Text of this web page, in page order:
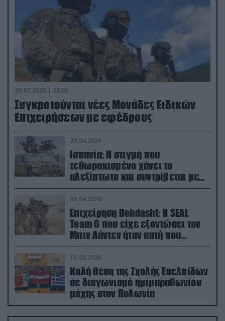
29.07.2026 | 22:02
Συγκροτούνται νέες Μονάδες Ειδικών
Επιχειρήσεων με εφέδρους
23.04.2026
Ισπανία: Η στιγμή που
τεθωρακισμένο χάνει το
αλεξίπτωτο και συντρίβεται με
ορμή στο έδαφος (βίντεο)
05.04.2026
Επιχείρηση Dehdasht: Η SEAL
Team 6 που είχε εξοντώσει τον
Μπιν Λάντεν ήταν αυτή που
διέσωσε τον πιλότο του F-15
15.02.2026
Καλή θέση της Σχολής Ευελπίδων
σε διαγωνισμό ημιμαραθωνίου
μάχης στον Πολωνία